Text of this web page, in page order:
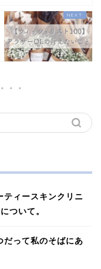
ティースキンクリニ
ついて。
だって私のそばにあ